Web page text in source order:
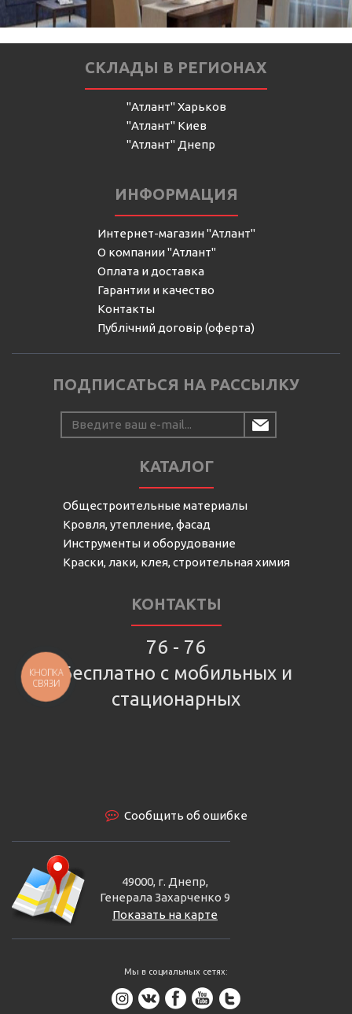
СКЛАДЫ В РЕГИОНАХ
"Атлант" Харьков
"Атлант" Киев
"Атлант" Днепр
ИНФОРМАЦИЯ
Интернет-магазин "Атлант"
О компании "Атлант"
Оплата и доставка
Гарантии и качество
Контакты
Публічний договір (оферта)
ПОДПИСАТЬСЯ НА РАССЫЛКУ
КАТАЛОГ
Общестроительные материалы
Кровля, утепление, фасад
Инструменты и оборудование
Краски, лаки, клея, строительная химия
КОНТАКТЫ
76 - 76
Бесплатно с мобильных и
стационарных
Сообщить об ошибке
49000, г. Днепр,
Генерала Захарченко 9
Показать на карте
Мы в социальных сетях:
КНОПКА
СВЯЗИ